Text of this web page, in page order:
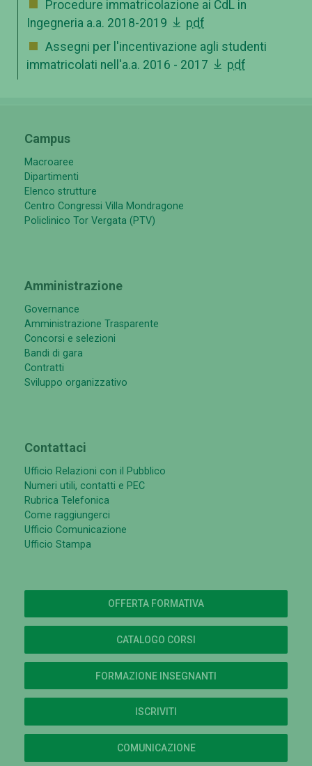
Procedure immatricolazione ai CdL in
Ingegneria a.a. 2018-2019
pdf
Assegni per l'incentivazione agli studenti
immatricolati nell'a.a. 2016 - 2017
pdf
Campus
Macroaree
Dipartimenti
Elenco strutture
Centro Congressi Villa Mondragone
Policlinico Tor Vergata (PTV)
Amministrazione
Governance
Amministrazione Trasparente
Concorsi e selezioni
Bandi di gara
Contratti
Sviluppo organizzativo
Contattaci
Ufficio Relazioni con il Pubblico
Numeri utili, contatti e PEC
Rubrica Telefonica
Come raggiungerci
Ufficio Comunicazione
Ufficio Stampa
OFFERTA FORMATIVA
CATALOGO CORSI
FORMAZIONE INSEGNANTI
ISCRIVITI
COMUNICAZIONE